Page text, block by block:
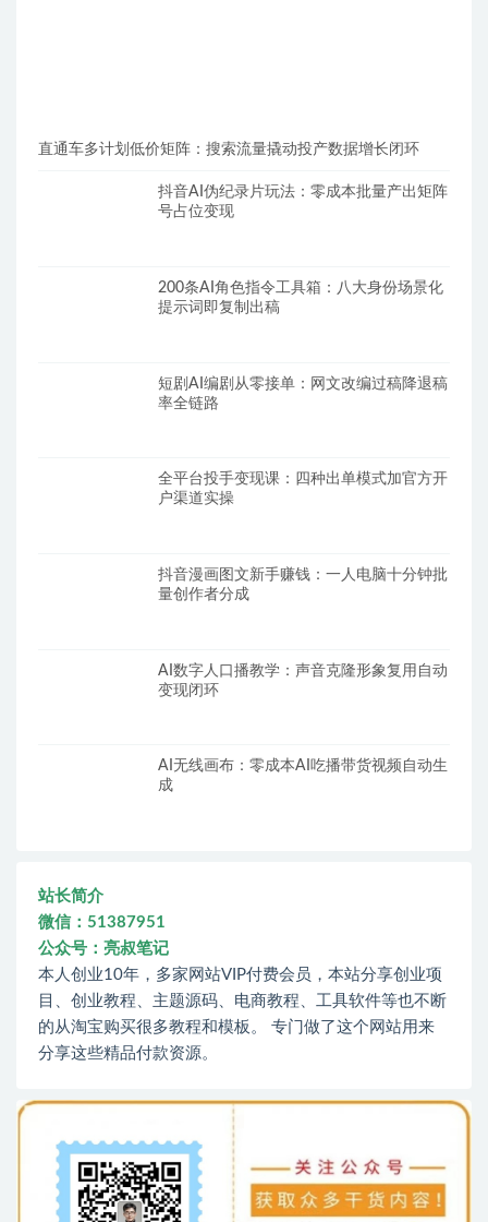
直通车多计划低价矩阵：搜索流量撬动投产数据增长闭环
抖音AI伪纪录片玩法：零成本批量产出矩阵
号占位变现
200条AI角色指令工具箱：八大身份场景化
提示词即复制出稿
短剧AI编剧从零接单：网文改编过稿降退稿
率全链路
全平台投手变现课：四种出单模式加官方开
户渠道实操
抖音漫画图文新手赚钱：一人电脑十分钟批
量创作者分成
AI数字人口播教学：声音克隆形象复用自动
变现闭环
AI无线画布：零成本AI吃播带货视频自动生
成
站长简介
微信：51387951
公众号：亮叔笔记
本人创业10年，多家网站VIP付费会员，本站分享创业项
目、创业教程、主题源码、电商教程、工具软件等也不断
的从淘宝购买很多教程和模板。 专门做了这个网站用来
分享这些精品付款资源。